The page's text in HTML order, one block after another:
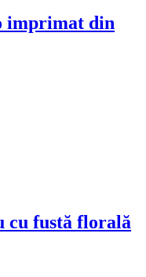
imprimat din
cu fustă florală